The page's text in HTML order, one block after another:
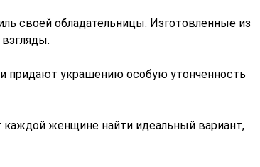
своей обладательницы. Изготовленные из
придают украшению особую утонченность
женщине найти идеальный вариант,